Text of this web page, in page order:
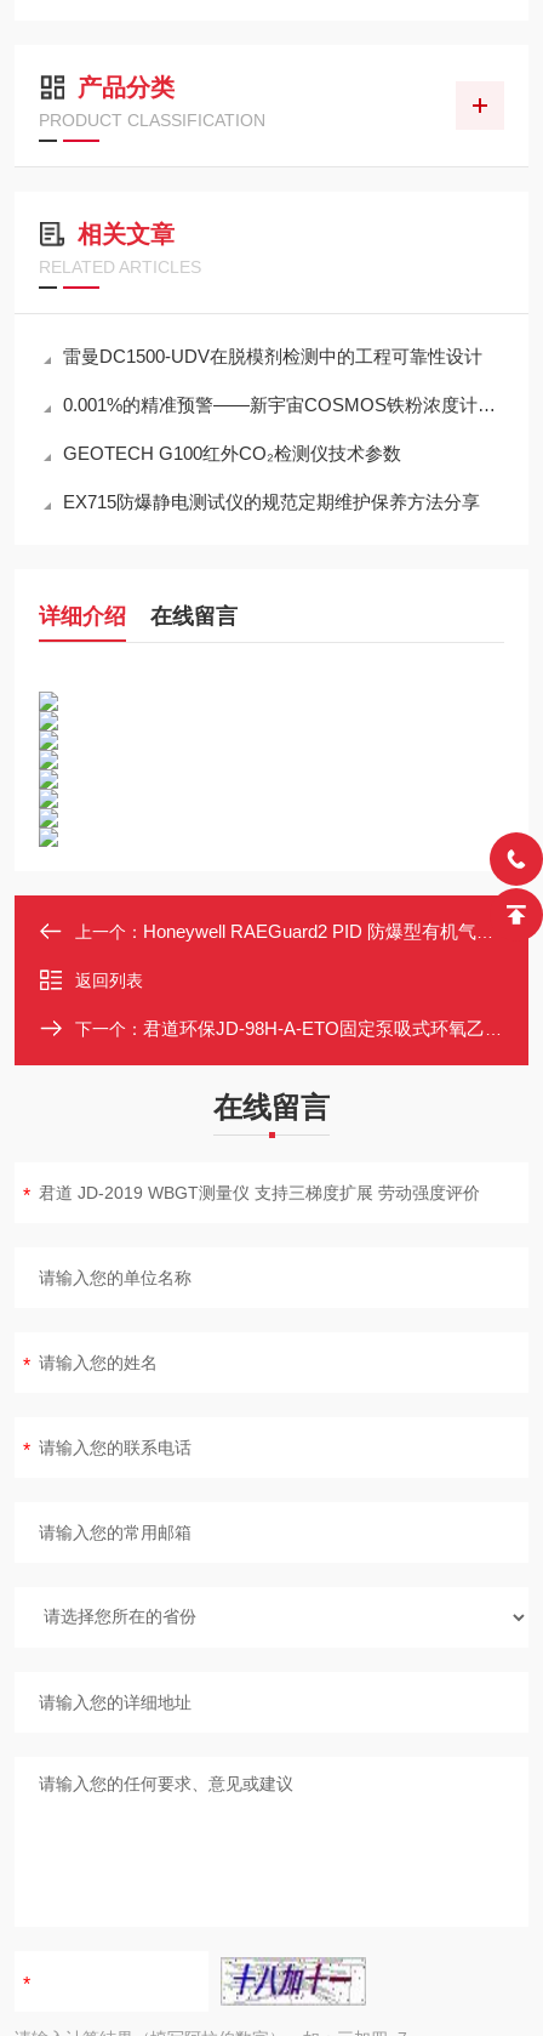
产品分类
PRODUCT CLASSIFICATION
相关文章
RELATED ARTICLES
雷曼DC1500-UDV在脱模剂检测中的工程可靠性设计
0.001%的精准预警——新宇宙COSMOS铁粉浓度计SDM-72守护齿轮箱健康
GEOTECH G100红外CO₂检测仪技术参数
EX715防爆静电测试仪的规范定期维护保养方法分享
详细介绍 在线留言
上一个： Honeywell RAEGuard2 PID 防爆型有机气体检测报警器
返回列表
下一个： 君道环保JD-98H-A-ETO固定泵吸式环氧乙烷报警仪
在线留言